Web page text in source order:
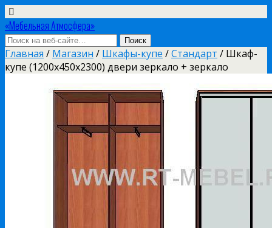
«Мебельная Атмосфера»
Главная / Магазин / Шкафы-купе /Стандарт / Шкаф-
купе (1200х450х2300) двери зеркало + зеркало